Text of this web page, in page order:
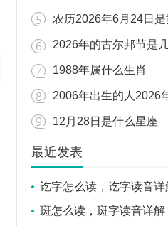
农历2026年6月24日
2026年的古尔邦节是
1988年属什么生肖
2006年出生的人2026
12月28日是什么星座
最近发表
讫字怎么读，讫字读音详
斑怎么读，斑字读音详解